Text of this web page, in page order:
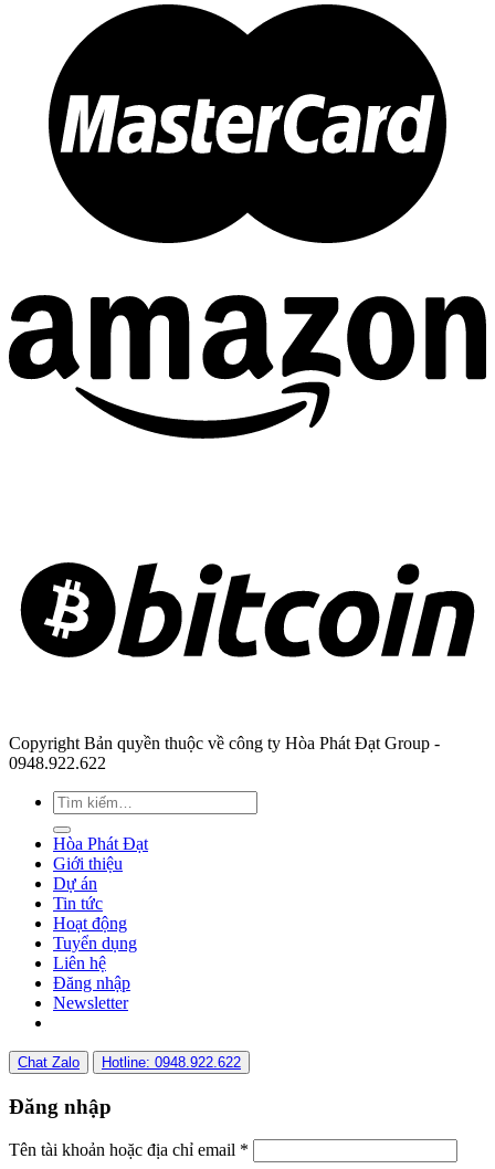
Copyright Bản quyền thuộc về công ty Hòa Phát Đạt Group -
0948.922.622
Hòa Phát Đạt
Giới thiệu
Dự án
Tin tức
Hoạt động
Tuyển dụng
Liên hệ
Đăng nhập
Newsletter
Chat Zalo Hotline: 0948.922.622
Đăng nhập
Tên tài khoản hoặc địa chỉ email *